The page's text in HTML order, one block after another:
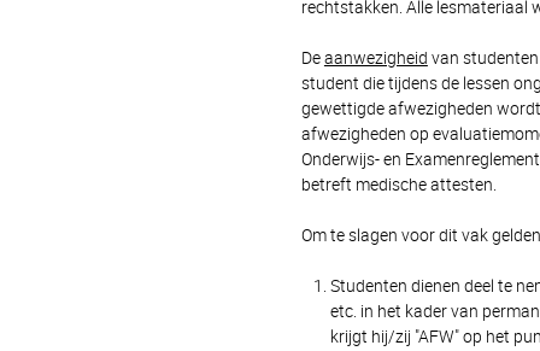
rechtstakken. Alle lesmateriaal
Deaanwezigheid van
student die tijdens de lessen
gewettigde afwezigheden
afwezigheden op
Onderwijs- en
betreft medische attesten.
Om te slagen voor dit vak
Studenten dienen deel te
etc. in het kader van
krijgt hij/zij "AFW" op het